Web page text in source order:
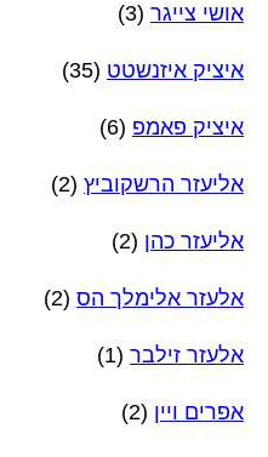
אושי צייגר (3)
איציק איזנשטט (35)
איציק פאמפ (6)
אליעזר הרשקוביץ (2)
אליעזר כהן (2)
אלעזר אלימלך הס (2)
אלעזר זילבר (1)
אפרים ויין (2)